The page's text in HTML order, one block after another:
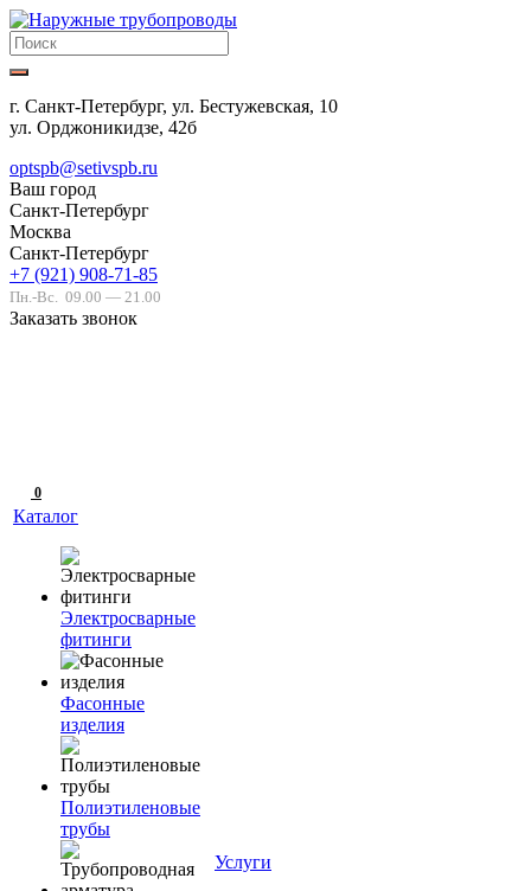
г. Санкт-Петербург, ул. Бестужевская, 10
ул. Орджоникидзе, 42б
optspb@setivspb.ru
Ваш город
Санкт-Петербург
Москва
Санкт-Петербург
+7 (921) 908-71-85
Пн.-Вс. 09.00 — 21.00
Заказать звонок
0
Каталог
Электросварные
фитинги
Фасонные
изделия
Полиэтиленовые
трубы
Услуги